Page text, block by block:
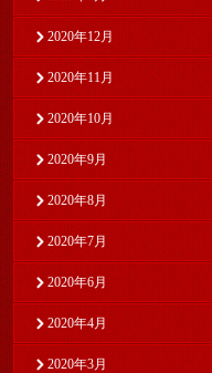
2020年12月
2020年11月
2020年10月
2020年9月
2020年8月
2020年7月
2020年6月
2020年4月
2020年3月